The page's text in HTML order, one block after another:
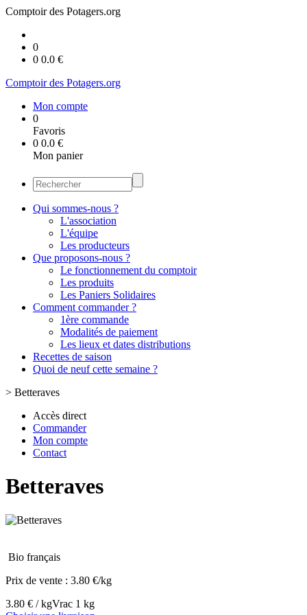
Comptoir des Potagers.org
0
0 0.0 €
Comptoir des Potagers.org
Mon compte
0
Favoris
0 0.0 €
Mon panier
Qui sommes-nous ?
L'association
L'équipe
Les producteurs
Que proposons-nous ?
Le fonctionnement du comptoir
Les produits
Les Paniers Solidaires
Comment commander ?
1ère commande
Modalités de paiement
Les lieux et dates distributions
Recettes de saison
Quoi de neuf cette semaine ?
> Betteraves
Accès direct
Commander
Mon compte
Contact
Betteraves
Bio français
Prix de vente : 3.80 €/kg
3.80 € / kgVrac 1 kg